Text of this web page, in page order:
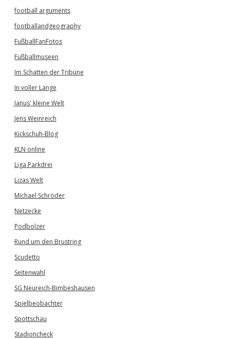
football arguments
footballandgeography
FußballFanFotos
Fußballmuseen
Im Schatten der Tribüne
In voller Länge
Janus' kleine Welt
Jens Weinreich
Kickschuh-Blog
KLN online
Liga Parkdrei
Lizas Welt
Michael Schröder
Netzecke
Podbolzer
Rund um den Brustring
Scudetto
Seitenwahl
SG Neureich-Bimbeshausen
Spielbeobachter
Spottschau
Stadioncheck